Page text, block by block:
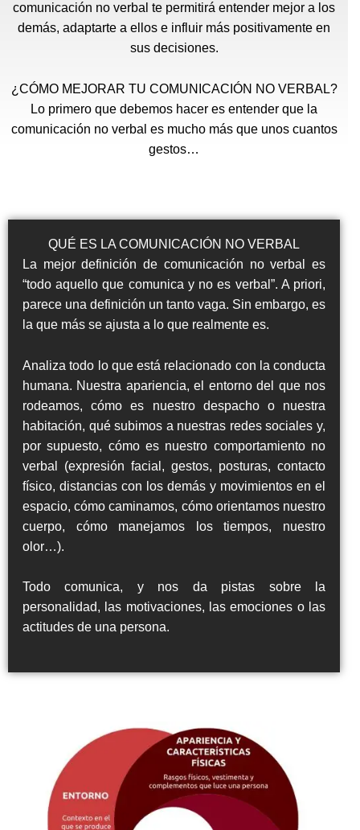
comunicación no verbal te permitirá entender mejor a los
demás, adaptarte a ellos e influir más positivamente en
sus decisiones.
¿CÓMO MEJORAR TU COMUNICACIÓN NO VERBAL?
Lo primero que debemos hacer es entender que la
comunicación no verbal es mucho más que unos cuantos
gestos…
QUÉ ES LA COMUNICACIÓN NO VERBAL
La mejor definición de comunicación no verbal es
“todo aquello que comunica y no es verbal”. A priori,
parece una definición un tanto vaga. Sin embargo, es
la que más se ajusta a lo que realmente es.
Analiza todo lo que está relacionado con la conducta
humana. Nuestra apariencia, el entorno del que nos
rodeamos, cómo es nuestro despacho o nuestra
habitación, qué subimos a nuestras redes sociales y,
por supuesto, cómo es nuestro comportamiento no
verbal (expresión facial, gestos, posturas, contacto
físico, distancias con los demás y movimientos en el
espacio, cómo caminamos, cómo orientamos nuestro
cuerpo, cómo manejamos los tiempos, nuestro
olor…).
Todo comunica, y nos da pistas sobre la
personalidad, las motivaciones, las emociones o las
actitudes de una persona.